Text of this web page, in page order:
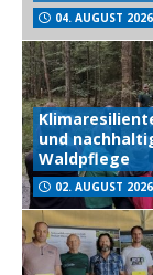
04. AUGUST 2026
und
Waldpflege
02. AUGUST 2026